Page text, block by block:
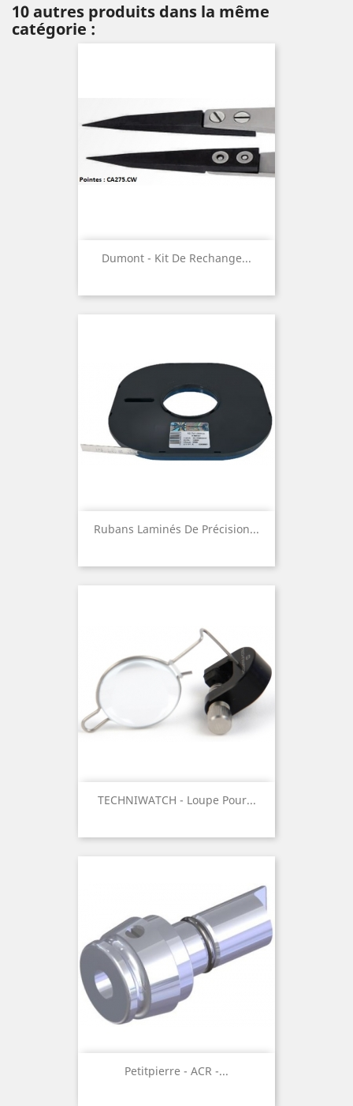
10 autres produits dans la même
catégorie :
Dumont - Kit De Rechange...
Rubans Laminés De Précision...
TECHNIWATCH - Loupe Pour...
Petitpierre - ACR -...